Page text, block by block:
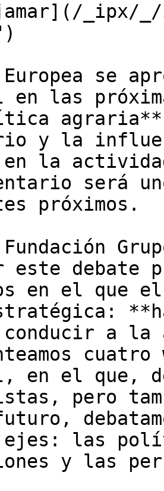
_ipx/_/
se
las
agraria**
y la
en la
será
próximos.
este debate
en el que
conducir a
en el que,
pero
ejes: las
y las